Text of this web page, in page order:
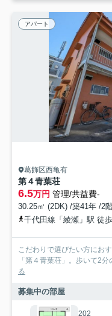
アパート
葛飾区西亀有
第４青葉荘
6.5万円 管理/共益費-
30.25㎡ (2DK) /築41年 /2
千代田線「綾瀬」駅 徒
こだわりで選びたい方にお
「第４青葉荘」。歩いて2
る
募集中の部屋
202